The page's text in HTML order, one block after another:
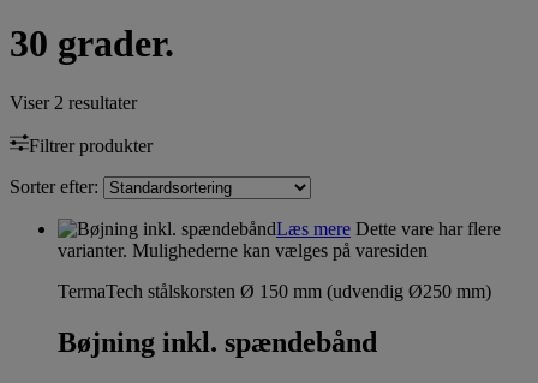
30 grader.
Viser 2 resultater
Filtrer produkter
Sorter efter:
Læs mere Dette vare har flere
varianter. Mulighederne kan vælges på varesiden
TermaTech stålskorsten Ø 150 mm (udvendig Ø250 mm)
Bøjning inkl. spændebånd